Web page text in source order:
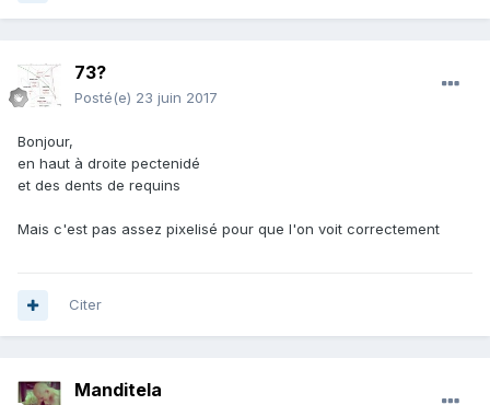
73?
Posté(e) 23 juin 2017
Bonjour,
en haut à droite pectenidé
et des dents de requins
Mais c'est pas assez pixelisé pour que l'on voit correctement
Citer
Manditela